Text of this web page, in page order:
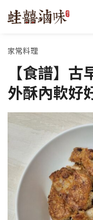
家常料理
【食譜】古
外酥內軟好